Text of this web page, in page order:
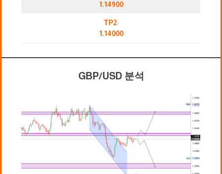
1.14900
TP2:
1.14000
GBP/USD 분석